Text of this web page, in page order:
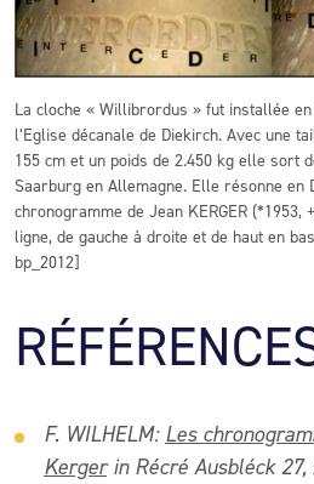
La cloche « Willibrordus » fut installée
l’Eglise décanale de Diekirch. Avec une
155 cm et un poids de 2.450 kg elle sort
Saarburg en Allemagne. Elle résonne en
chronogramme de Jean KERGER
ligne, de gauche à droite et de haut en
bp_2012]
F. WILHELM: Les
Kergerin Récré Ausbléck